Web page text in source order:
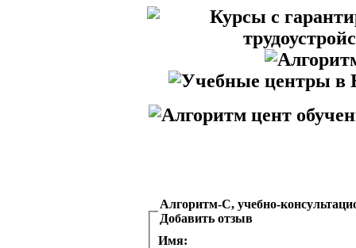
Алгоритм-С, учебно-
Добавить отзыв
Имя: